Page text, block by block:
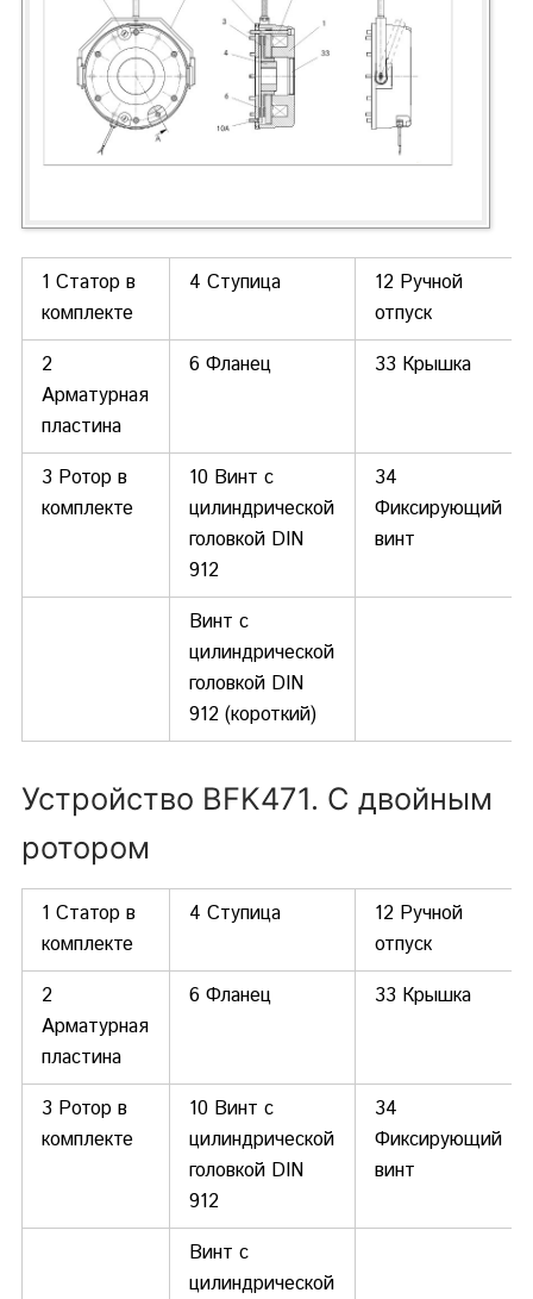
1 Статор в
комплекте
4 Ступица
12 Ручной
отпуск
2
Арматурная
пластина
6 Фланец 33 Крышка
3 Ротор в
комплекте
10 Винт с
цилиндрической
головкой DIN
912
34
Фиксирующий
винт
Винт с
цилиндрической
головкой DIN
912 (короткий)
Устройство BFK471. С двойным
ротором
1 Статор в
комплекте
4 Ступица
12 Ручной
отпуск
2
Арматурная
пластина
6 Фланец 33 Крышка
3 Ротор в
комплекте
10 Винт с
цилиндрической
головкой DIN
912
34
Фиксирующий
винт
Винт с
цилиндрической